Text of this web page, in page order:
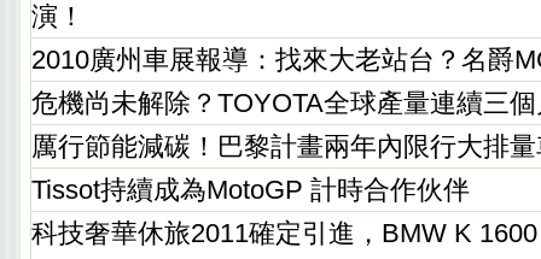
演！
2010廣州車展報導：找來大老站台？名爵
危機尚未解除？TOYOTA全球產量連續三
厲行節能減碳！巴黎計畫兩年內限行大排
Tissot持續成為MotoGP 計時合作伙伴
科技奢華休旅2011確定引進，BMW K